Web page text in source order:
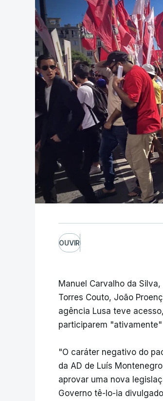
OUVIR
Manuel Carvalho da
Torres Couto, João
agência Lusa teve
participarem
"O caráter negativo do
da AD de Luís
aprovar uma nova
Governo tê-lo-ia